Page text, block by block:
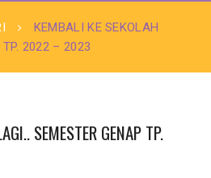
KEMBALI KE SEKOLAH
TP. 2022 – 2023
SEMESTER GENAP TP.